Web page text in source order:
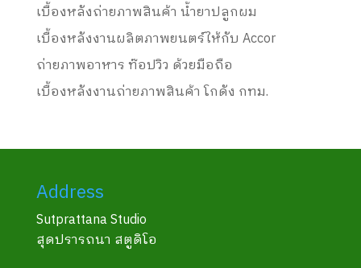
เบื้องหลังถ่ายภาพสินค้า น้ำยาปลูกผม
เบื้องหลังงานผลิตภาพยนตร์ให้กับ Accor
ถ่ายภาพอาหาร ท๊อปวิว ด้วยมือถือ
เบื้องหลังงานถ่ายภาพสินค้า โกดัง กทม.
Address
Sutprattana Studio
สุดปรารถนา สตูดิโอ